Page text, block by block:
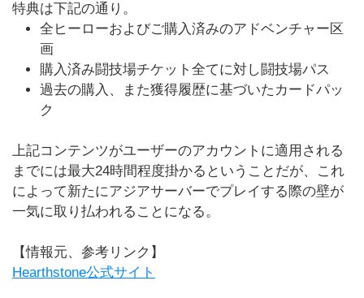
特典は下記の通り。
全ヒーローおよびご購入済みのアドベンチャー区
画
購入済み闘技場チケット全てに対し闘技場パス
過去の購入、また獲得履歴に基づいたカードパッ
ク
上記コンテンツがユーザーのアカウントに適用される
までには最大24時間程度掛かるということだが、これ
によって新たにアジアサーバーでプレイする際の壁が
一気に取り払われることになる。
【情報元、参考リンク】
Hearthstone公式サイト